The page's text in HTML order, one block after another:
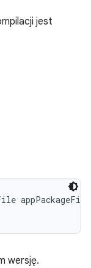
jest
wersję.